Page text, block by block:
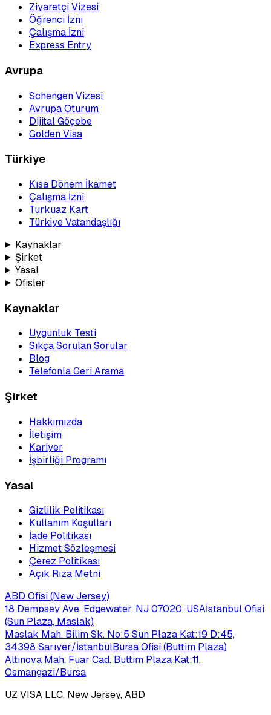
Ziyaretçi Vizesi
Öğrenci İzni
Çalışma İzni
Express Entry
Avrupa
Schengen Vizesi
Avrupa Oturum
Dijital Göçebe
Golden Visa
Türkiye
Kısa Dönem İkamet
Çalışma İzni
Turkuaz Kart
Türkiye Vatandaşlığı
Kaynaklar
Şirket
Yasal
Ofisler
Kaynaklar
Uygunluk Testi
Sıkça Sorulan Sorular
Blog
Telefonla Geri Arama
Şirket
Hakkımızda
İletişim
Kariyer
İşbirliği Programı
Yasal
Gizlilik Politikası
Kullanım Koşulları
İade Politikası
Hizmet Sözleşmesi
Çerez Politikası
Açık Rıza Metni
ABD Ofisi (New Jersey)
18 Dempsey Ave, Edgewater, NJ 07020, USAİstanbul Ofisi
(Sun Plaza, Maslak)
Maslak Mah. Bilim Sk. No:5 Sun Plaza Kat:19 D:45,
34398 Sarıyer/İstanbulBursa Ofisi (Buttim Plaza)
Altınova Mah. Fuar Cad. Buttim Plaza Kat:11,
Osmangazi/Bursa
UZ VISA LLC, New Jersey, ABD